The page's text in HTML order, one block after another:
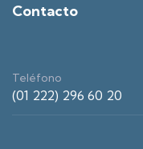
Contacto
Teléfono
(01 222) 296 60 20